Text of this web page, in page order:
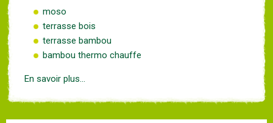
moso
terrasse bois
terrasse bambou
bambou thermo chauffe
En savoir plus...